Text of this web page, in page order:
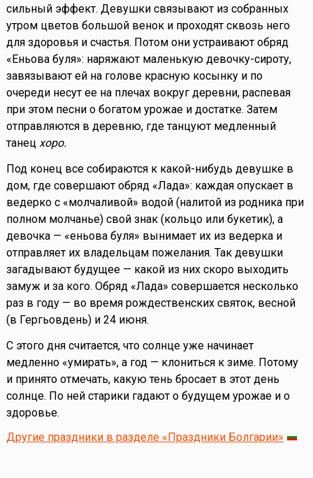
сильный эффект. Девушки связывают из собранных
утром цветов большой венок и проходят сквозь него
для здоровья и счастья. Потом они устраивают обряд
«Еньова буля»: наряжают маленькую девочку-сироту,
завязывают ей на голове красную косынку и по
очереди несут ее на плечах вокруг деревни, распевая
при этом песни о богатом урожае и достатке. Затем
отправляются в деревню, где танцуют медленный
танец хоро.
Под конец все собираются к какой-нибудь девушке в
дом, где совершают обряд «Лада»: каждая опускает в
ведерко с «молчаливой» водой (налитой из родника при
полном молчанье) свой знак (кольцо или букетик), а
девочка — «еньова буля» вынимает их из ведерка и
отправляет их владельцам пожелания. Так девушки
загадывают будущее — какой из них скоро выходить
замуж и за кого. Обряд «Лада» совершается несколько
раз в году — во время рождественских святок, весной
(в Гергьовдень) и 24 июня.
С этого дня считается, что солнце уже начинает
медленно «умирать», а год — клониться к зиме. Потому
и принято отмечать, какую тень бросает в этот день
солнце. По ней старики гадают о будущем урожае и о
здоровье.
Другие праздники в разделе «Праздники Болгарии»